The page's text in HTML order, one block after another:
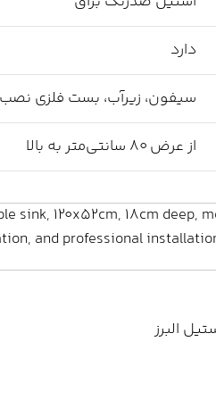
دارد
سیفون، زیرآب، بست فلزی نصب
از عرض 80 سانتی‌متر به بالا
sink, 120x52cm, 18cm deep,
and professional
البرز